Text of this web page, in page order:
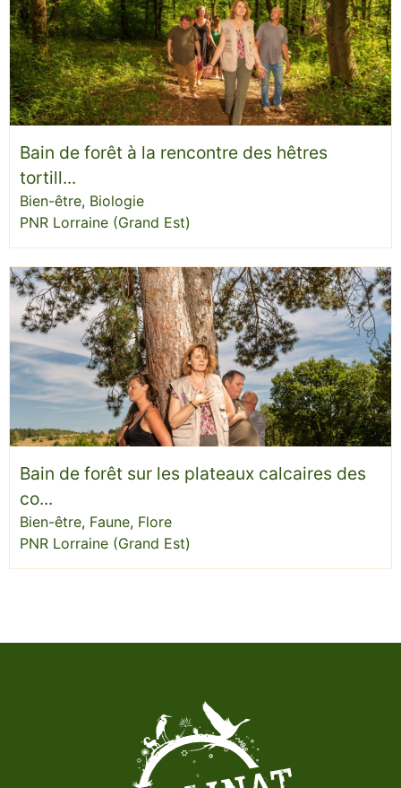
Bain de forêt à la rencontre des hêtres
tortill...
Bien-être, Biologie
PNR Lorraine (Grand Est)
Bain de forêt sur les plateaux calcaires des
co...
Bien-être, Faune, Flore
PNR Lorraine (Grand Est)